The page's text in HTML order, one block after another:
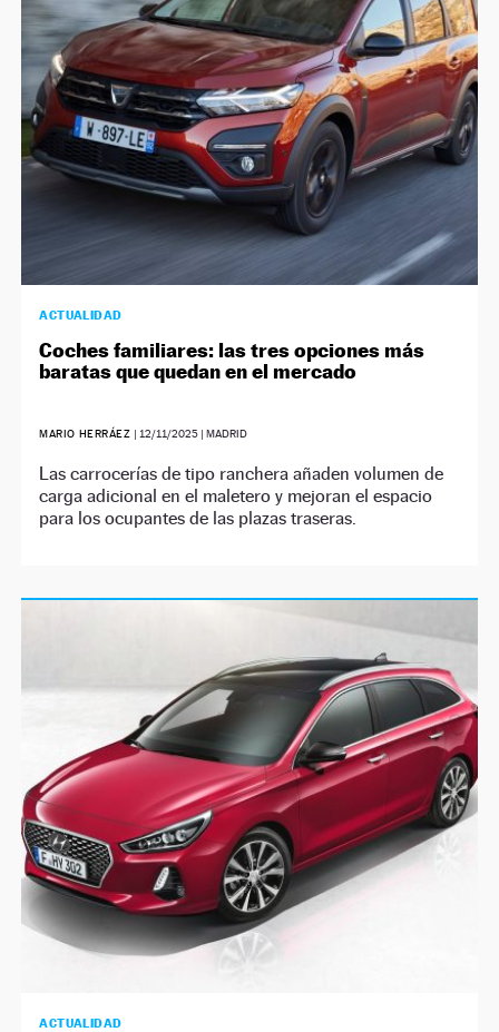
NEWSLETTER
SÍGUENOS
ACTUALIDAD
Coches familiares: las tres opciones más
baratas que quedan en el mercado
MARIO HERRÁEZ | 12/11/2025| MADRID
Las carrocerías de tipo ranchera añaden volumen de
carga adicional en el maletero y mejoran el espacio
para los ocupantes de las plazas traseras.
ACTUALIDAD